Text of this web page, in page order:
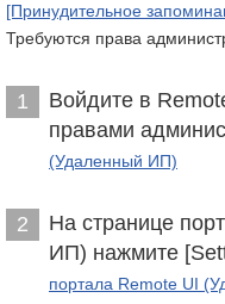
[Принудительное
Требуются права
1
Войдите в
правами
(Удаленный ИП)
2
На странице
ИП) нажмите
портала Remote UI